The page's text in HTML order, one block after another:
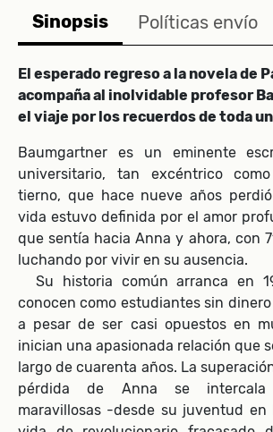
Sinopsis Políticas envío
El esperado regreso a la novela de
acompaña al inolvidable profesor
el viaje por los recuerdos de toda
Baumgartner es un eminente
universitario, tan excéntrico
tierno, que hace nueve años
vida estuvo definida por el amor
que sentía hacia Anna y ahora, con
luchando por vivir en su ausencia.
Su historia común arranca en
conocen como estudiantes sin dinero
a pesar de ser casi opuestos en
inician una apasionada relación que
largo de cuarenta años. La
pérdida de Anna se
maravillosas -desde su juventud en